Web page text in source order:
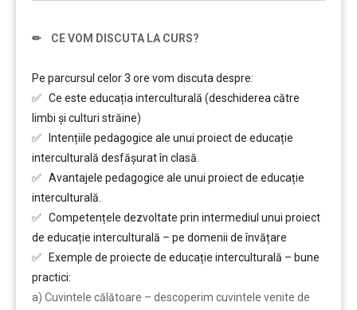
✏ CE VOM DISCUTA LA CURS?
Pe parcursul celor 3 ore vom discuta despre:
✅ Ce este educația interculturală (deschiderea către
limbi și culturi străine)
✅ Intențiile pedagogice ale unui proiect de educație
interculturală desfășurat în clasă.
✅ Avantajele pedagogice ale unui proiect de educație
interculturală.
✅ Competențele dezvoltate prin intermediul unui proiect
de educație interculturală – pe domenii de învățare
✅ Exemple de proiecte de educație interculturală – bune
practici:
a) Cuvintele călătoare – descoperim cuvintele venite de